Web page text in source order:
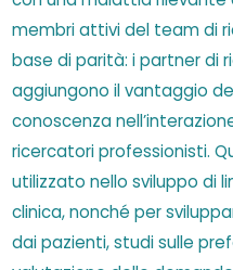
membri attivi del team di
base di parità: i partner di
aggiungono il vantaggio
conoscenza
ricercatori professionisti.
utilizzato nello sviluppo di
clinica, nonché per
dai pazienti, studi sulle